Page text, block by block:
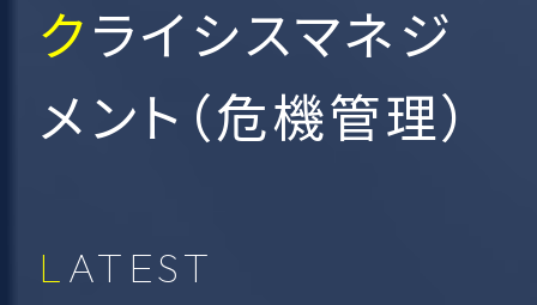
クライシスマネジ
メント（危機管理）
LATEST